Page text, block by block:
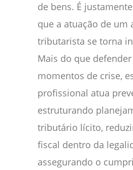
de bens. É
que a atuação de um
tributarista se torna
Mais do que
momentos de crise,
profissional atua
estruturando
tributário lícito,
fiscal dentro da
assegurando o